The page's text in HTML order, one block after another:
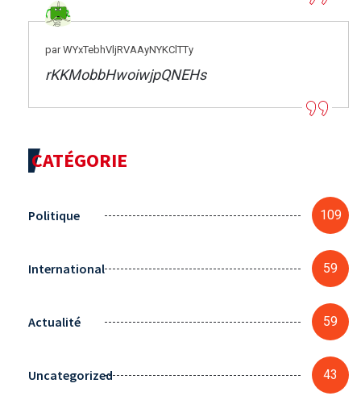
par WYxTebhVljRVAAyNYKClTTy
rKKMobbHwoiwjpQNEHs
CATÉGORIE
Politique 109
International 59
Actualité 59
Uncategorized 43